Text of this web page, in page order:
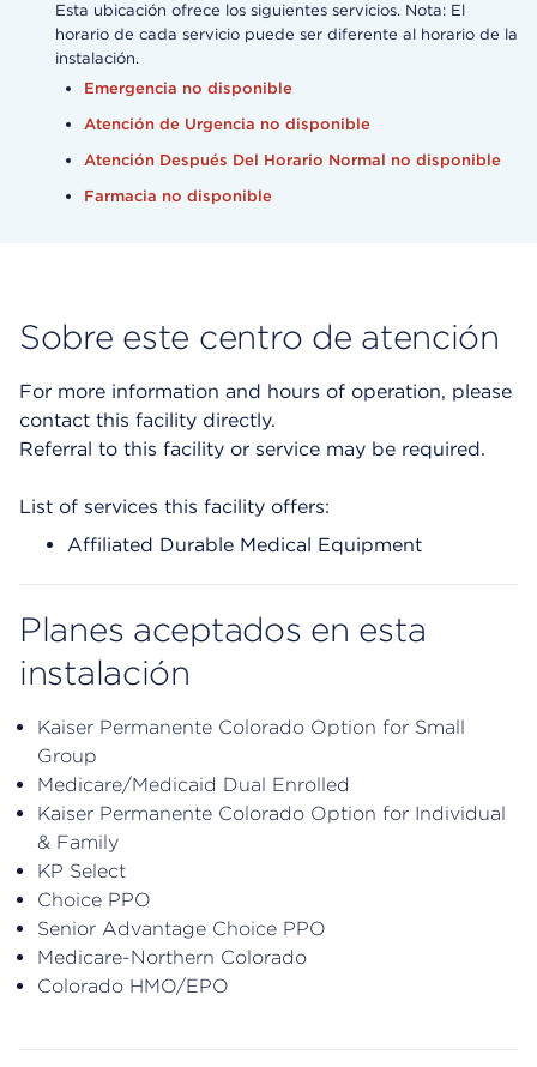
Esta ubicación ofrece los siguientes servicios. Nota: El
horario de cada servicio puede ser diferente al horario de la
instalación.
Emergencia no disponible
Atención de Urgencia no disponible
Atención Después Del Horario Normal no disponible
Farmacia no disponible
Sobre este centro de atención
For more information and hours of operation, please
contact this facility directly.
Referral to this facility or service may be required.
List of services this facility offers:
Affiliated Durable Medical Equipment
Planes aceptados en esta
instalación
Kaiser Permanente Colorado Option for Small
Group
Medicare/Medicaid Dual Enrolled
Kaiser Permanente Colorado Option for Individual
& Family
KP Select
Choice PPO
Senior Advantage Choice PPO
Medicare-Northern Colorado
Colorado HMO/EPO